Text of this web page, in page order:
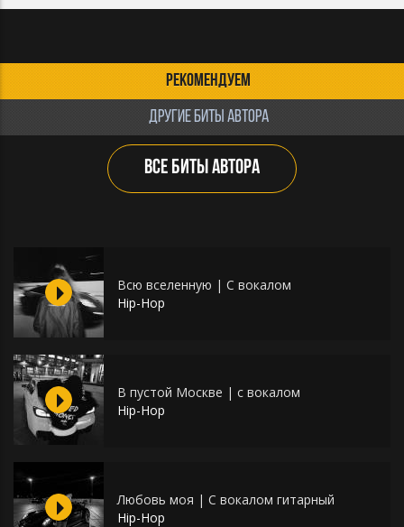
РЕКОМЕНДУЕМ
ДРУГИЕ БИТЫ АВТОРА
ВСЕ БИТЫ АВТОРА
Всю вселенную | С вокалом
Hip-Hop
В пустой Москве | с вокалом
Hip-Hop
Любовь моя | С вокалом гитарный
Hip-Hop